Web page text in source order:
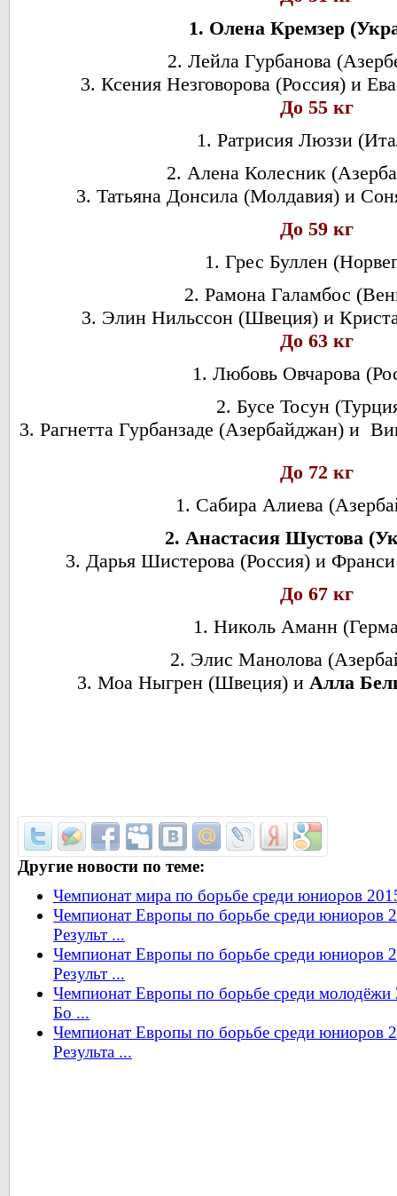
1. Олена Кремзер
2. Лейла Гурбанова
3. Ксения Незговорова (Россия) и
До 55 кг
1. Ратрисия Люззи
2. Алена Колесник
3. Татьяна Донсила (Молдавия) и
До 59 кг
1. Грес Буллен
2. Рамона Галамбос
3. Элин Нильссон (Швеция) и
До 63 кг
1. Любовь Овчарова
2. Бусе Тосун
3. Рагнетта Гурбанзаде (Азербайджан) и
До 72 кг
1. Сабира Алиева
2. Анастасия Шустова
3. Дарья Шистерова (Россия) и
До 67 кг
1. Николь Аманн
2. Элис Манолова
3. Моа Ныгрен (Швеция) и Алла
Другие новости по теме:
Чемпионат мира по борьбе среди юниоров
Чемпионат Европы по борьбе среди юниоров
Результ ...
Чемпионат Европы по борьбе среди юниоров
Результ ...
Чемпионат Европы по борьбе среди молодёжи
Бо ...
Чемпионат Европы по борьбе среди юниоров
Результа ...